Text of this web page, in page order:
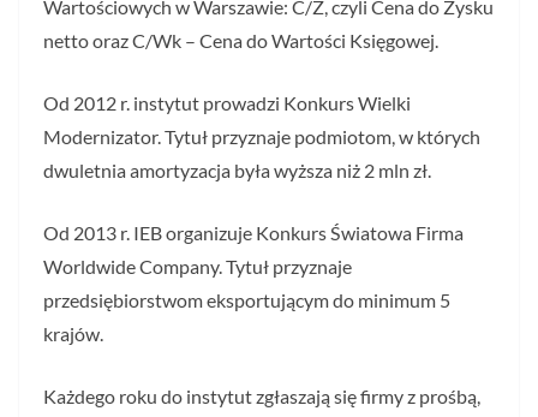
Wartościowych w Warszawie: C/Z, czyli Cena do Zysku
netto oraz C/Wk – Cena do Wartości Księgowej.
Od 2012 r. instytut prowadzi Konkurs Wielki
Modernizator. Tytuł przyznaje podmiotom, w których
dwuletnia amortyzacja była wyższa niż 2 mln zł.
Od 2013 r. IEB organizuje Konkurs Światowa Firma
Worldwide Company. Tytuł przyznaje
przedsiębiorstwom eksportującym do minimum 5
krajów.
Każdego roku do instytut zgłaszają się firmy z prośbą,